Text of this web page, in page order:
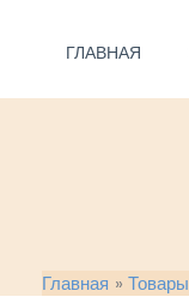
ГЛАВНАЯ
Главная Товары